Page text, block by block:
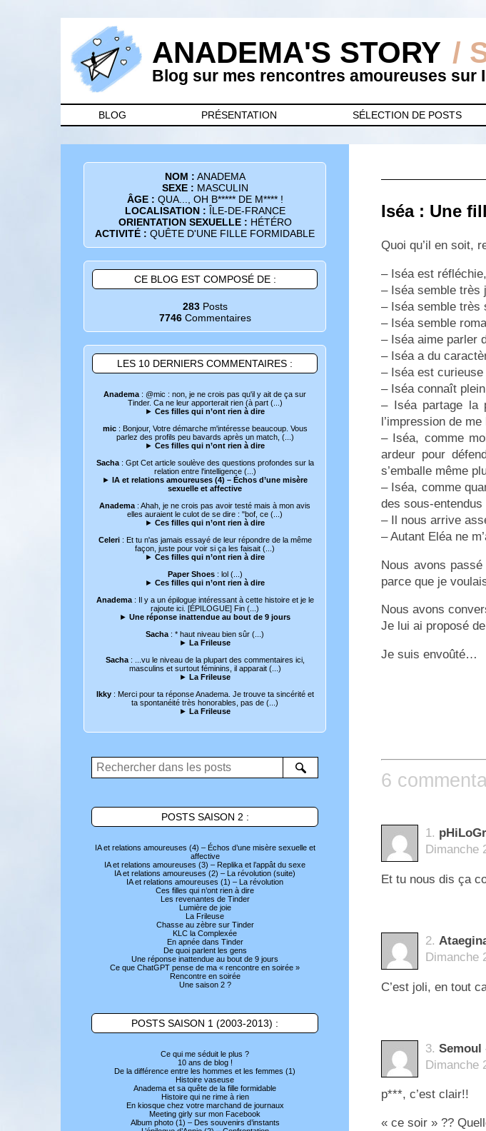
ANADEMA'S STORY /
Blog sur mes rencontres amoureuses sur
BLOG PRÉSENTATION SÉLECTION DE POSTS
NOM : ANADEMA
SEXE : MASCULIN
ÂGE : QUA..., OH B***** DE M**** !
LOCALISATION : ÎLE-DE-FRANCE
ORIENTATION SEXUELLE : HÉTÉRO
ACTIVITÉ : QUÊTE D'UNE FILLE FORMIDABLE
CE BLOG EST COMPOSÉ DE :
283Posts
7746Commentaires
LES 10 DERNIERS COMMENTAIRES :
Anadema : @mic : non, je ne crois pas qu'il y ait de ça sur
Tinder. Ca ne leur apporterait rien (à part (...)
► Ces filles qui n’ont rien à dire
mic: Bonjour, Votre démarche m'intéresse beaucoup. Vous
parlez des profils peu bavards après un match, (...)
► Ces filles qui n’ont rien à dire
Sacha: Gpt Cet article soulève des questions profondes sur la
relation entre l'intelligence (...)
► IA et relations amoureuses (4) – Échos d’une misère
sexuelle et affective
Anadema : Ahah, je ne crois pas avoir testé mais à mon avis
elles auraient le culot de se dire : "bof, ce (...)
► Ces filles qui n’ont rien à dire
Celeri: Et tu n'as jamais essayé de leur répondre de la même
façon, juste pour voir si ça les faisait (...)
► Ces filles qui n’ont rien à dire
Paper Shoes: lol (...)
► Ces filles qui n’ont rien à dire
Anadema: Il y a un épilogue intéressant à cette histoire et je le
rajoute ici. [ÉPILOGUE] Fin (...)
► Une réponse inattendue au bout de 9 jours
Sacha : * haut niveau bien sûr (...)
► La Frileuse
Sacha: ...vu le niveau de la plupart des commentaires ici,
masculins et surtout féminins, il apparait (...)
► La Frileuse
Ikky: Merci pour ta réponse Anadema. Je trouve ta sincérité et
ta spontanéité très honorables, pas de (...)
► La Frileuse
POSTS SAISON 2 :
IA et relations amoureuses (4) – Échos d’une misère sexuelle et
affective
IA et relations amoureuses (3) – Replika et l’appât du sexe
IA et relations amoureuses (2) – La révolution (suite)
IA et relations amoureuses (1) – La révolution
Ces filles qui n’ont rien à dire
Les revenantes de Tinder
Lumière de joie
La Frileuse
Chasse au zèbre sur Tinder
KLC la Complexée
En apnée dans Tinder
De quoi parlent les gens
Une réponse inattendue au bout de 9 jours
Ce que ChatGPT pense de ma « rencontre en soirée »
Rencontre en soirée
Une saison 2 ?
POSTS SAISON 1 (2003-2013) :
Ce qui me séduit le plus ?
10 ans de blog !
De la différence entre les hommes et les femmes (1)
Histoire vaseuse
Anadema et sa quête de la fille formidable
Histoire qui ne rime à rien
En kiosque chez votre marchand de journaux
Meeting girly sur mon Facebook
Album photo (1) – Des souvenirs d’instants
Iséa : Une
Quoi qu’il en soit,
– Iséa est
– Iséa semble très
– Iséa semble très
– Iséa semble
– Iséa aime parler
– Iséa a du
– Iséa est
– Iséa connaît
– Iséa partage la
l’impression de
– Iséa, comme
ardeur pour
s’emballe même
– Iséa, comme
des sous-entendus
– Il nous arrive
– Autant Eléa ne
Nous avons
parce que je
Nous avons
Je lui ai proposé
Je suis envoûté…
6
1.
Dimanche
Et tu nous dis ça
2.
Dimanche
C’est joli, en tout
3. Semoul
Dimanche
p***, c’est clair!!
« ce soir » ??